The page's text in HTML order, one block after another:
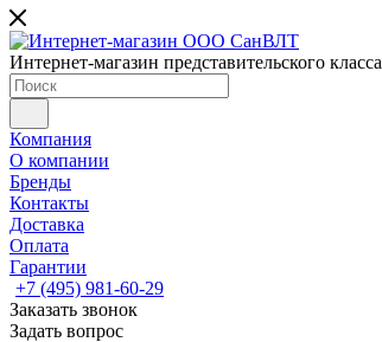
Интернет-магазин представительского класса
Компания
О компании
Бренды
Контакты
Доставка
Оплата
Гарантии
+7 (495) 981-60-29
Заказать звонок
Задать вопрос